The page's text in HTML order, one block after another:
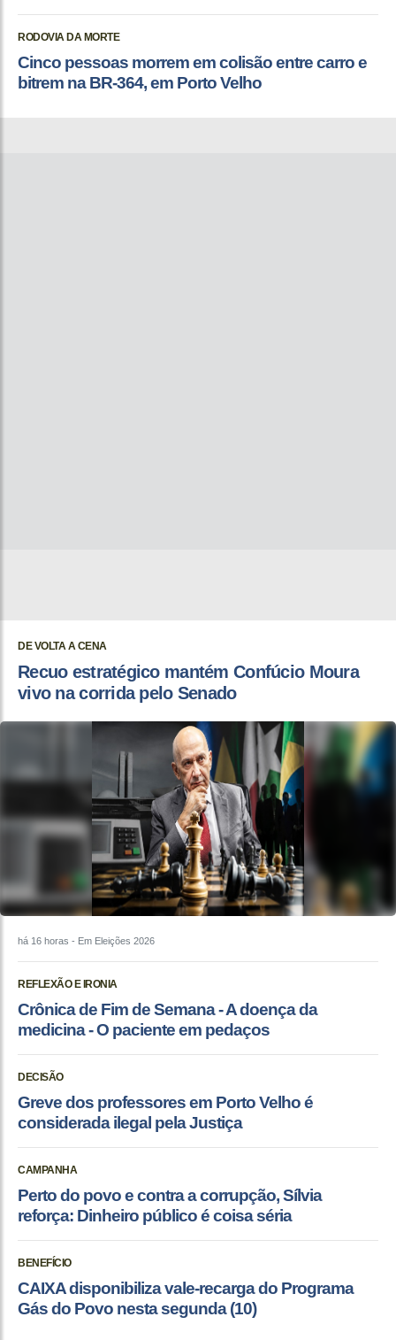
RODOVIA DA MORTE
Cinco pessoas morrem em colisão entre carro e
bitrem na BR-364, em Porto Velho
DE VOLTA A CENA
Recuo estratégico mantém Confúcio Moura
vivo na corrida pelo Senado
há 16 horas - Em Eleições 2026
REFLEXÃO E IRONIA
Crônica de Fim de Semana - A doença da
medicina - O paciente em pedaços
DECISÃO
Greve dos professores em Porto Velho é
considerada ilegal pela Justiça
CAMPANHA
Perto do povo e contra a corrupção, Sílvia
reforça: Dinheiro público é coisa séria
BENEFÍCIO
CAIXA disponibiliza vale-recarga do Programa
Gás do Povo nesta segunda (10)